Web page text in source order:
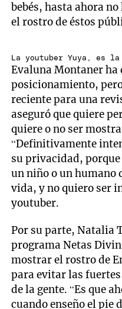
bebés, hasta ahora
el rostro de éstos
La youtuber Yuya, es la
Evaluna Montaner ha
posicionamiento,
reciente para una
aseguró que quiere
quiere o no ser
“Definitivamente
su privacidad,
un niño o un humano
vida, y no quiero ser
youtuber.
Por su parte, Natalia
programa Netas
mostrar el rostro de
para evitar las
de la gente. “Es que
cuando enseño el pie